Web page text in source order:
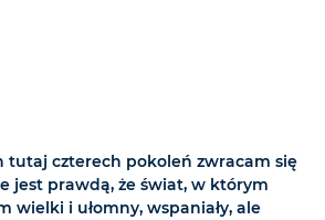
tutaj czterech pokoleń zwracam się
jest prawdą, że świat, w którym
wielki i ułomny, wspaniały, ale